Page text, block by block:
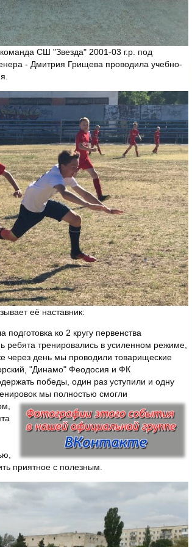
СШ "Звезда" 2001-03 г.р. под
- Дмитрия Грищева проводила учебно-
её наставник:
ко 2 кругу первенства
ребята тренировались в усиленном режиме,
через день мы проводили товарищеские
"Динамо" Феодосия и ФК
победы, один раз уступили и одну
мы полностью смогли
приятное с полезным.